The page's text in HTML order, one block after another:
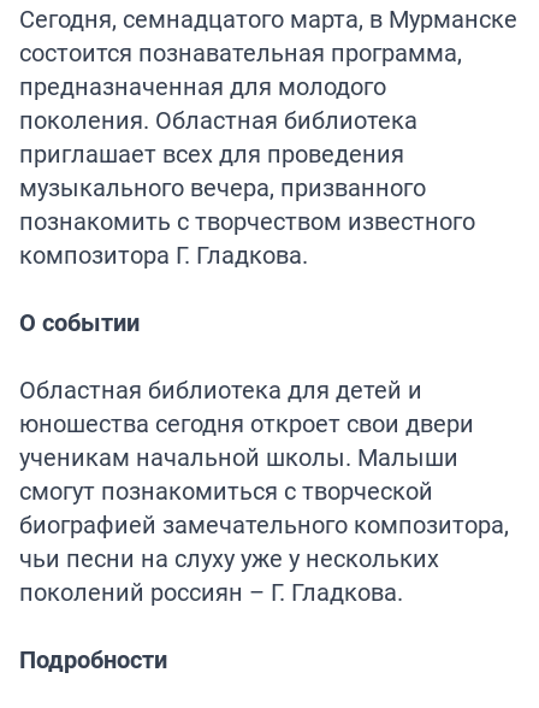
Сегодня, семнадцатого марта, в Мурманске
состоится познавательная программа,
предназначенная для молодого
поколения. Областная библиотека
приглашает всех для проведения
музыкального вечера, призванного
познакомить с творчеством известного
композитора Г. Гладкова.
О событии
Областная библиотека для детей и
юношества сегодня откроет свои двери
ученикам начальной школы. Малыши
смогут познакомиться с творческой
биографией замечательного композитора,
чьи песни на слуху уже у нескольких
поколений россиян – Г. Гладкова.
Подробности